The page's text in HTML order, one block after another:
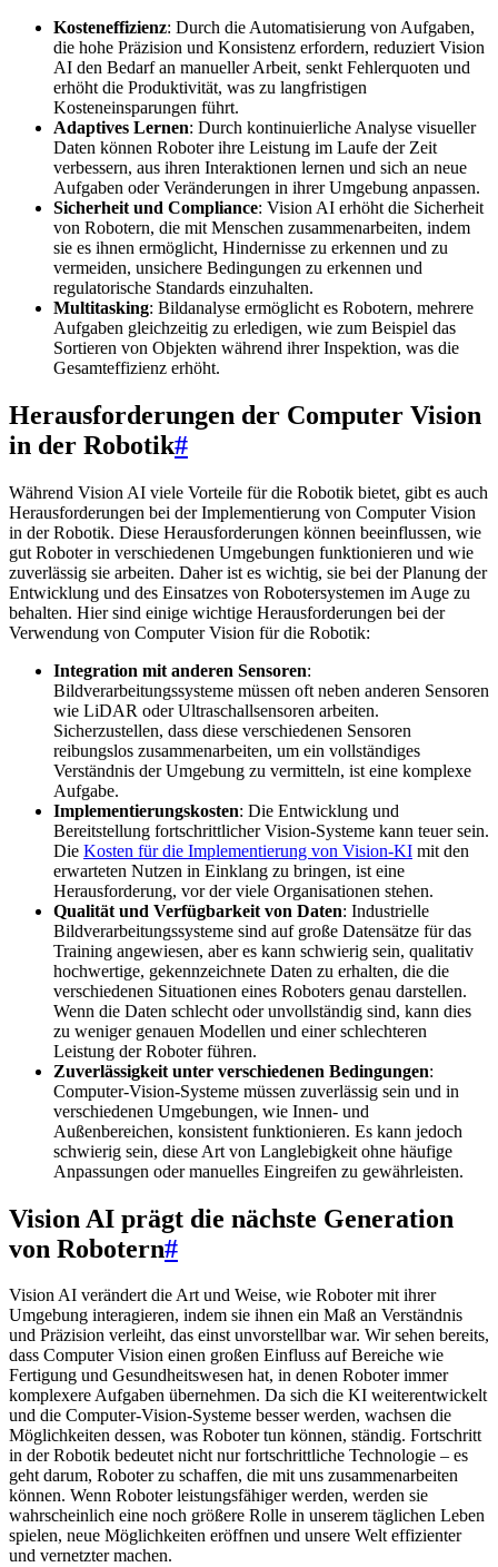
Kosteneffizienz: Durch die Automatisierung von Aufgaben,
die hohe Präzision und Konsistenz erfordern, reduziert Vision
AI den Bedarf an manueller Arbeit, senkt Fehlerquoten und
erhöht die Produktivität, was zu langfristigen
Kosteneinsparungen führt.
Adaptives Lernen: Durch kontinuierliche Analyse visueller
Daten können Roboter ihre Leistung im Laufe der Zeit
verbessern, aus ihren Interaktionen lernen und sich an neue
Aufgaben oder Veränderungen in ihrer Umgebung anpassen.
Sicherheit und Compliance: Vision AI erhöht die Sicherheit
von Robotern, die mit Menschen zusammenarbeiten, indem
sie es ihnen ermöglicht, Hindernisse zu erkennen und zu
vermeiden, unsichere Bedingungen zu erkennen und
regulatorische Standards einzuhalten.
Multitasking: Bildanalyse ermöglicht es Robotern, mehrere
Aufgaben gleichzeitig zu erledigen, wie zum Beispiel das
Sortieren von Objekten während ihrer Inspektion, was die
Gesamteffizienz erhöht.
Herausforderungen der Computer Vision
in der Robotik#
Während Vision AI viele Vorteile für die Robotik bietet, gibt es auch
Herausforderungen bei der Implementierung von Computer Vision
in der Robotik. Diese Herausforderungen können beeinflussen, wie
gut Roboter in verschiedenen Umgebungen funktionieren und wie
zuverlässig sie arbeiten. Daher ist es wichtig, sie bei der Planung der
Entwicklung und des Einsatzes von Robotersystemen im Auge zu
behalten. Hier sind einige wichtige Herausforderungen bei der
Verwendung von Computer Vision für die Robotik:
Integration mit anderen Sensoren:
Bildverarbeitungssysteme müssen oft neben anderen Sensoren
wie LiDAR oder Ultraschallsensoren arbeiten.
Sicherzustellen, dass diese verschiedenen Sensoren
reibungslos zusammenarbeiten, um ein vollständiges
Verständnis der Umgebung zu vermitteln, ist eine komplexe
Aufgabe.
Implementierungskosten: Die Entwicklung und
Bereitstellung fortschrittlicher Vision-Systeme kann teuer sein.
Die Kosten für die Implementierung von Vision-KI mit den
erwarteten Nutzen in Einklang zu bringen, ist eine
Herausforderung, vor der viele Organisationen stehen.
Qualität und Verfügbarkeit von Daten: Industrielle
Bildverarbeitungssysteme sind auf große Datensätze für das
Training angewiesen, aber es kann schwierig sein, qualitativ
hochwertige, gekennzeichnete Daten zu erhalten, die die
verschiedenen Situationen eines Roboters genau darstellen.
Wenn die Daten schlecht oder unvollständig sind, kann dies
zu weniger genauen Modellen und einer schlechteren
Leistung der Roboter führen.
Zuverlässigkeit unter verschiedenen Bedingungen:
Computer-Vision-Systeme müssen zuverlässig sein und in
verschiedenen Umgebungen, wie Innen- und
Außenbereichen, konsistent funktionieren. Es kann jedoch
schwierig sein, diese Art von Langlebigkeit ohne häufige
Anpassungen oder manuelles Eingreifen zu gewährleisten.
Vision AI prägt die nächste Generation
von Robotern#
Vision AI verändert die Art und Weise, wie Roboter mit ihrer
Umgebung interagieren, indem sie ihnen ein Maß an Verständnis
und Präzision verleiht, das einst unvorstellbar war. Wir sehen bereits,
dass Computer Vision einen großen Einfluss auf Bereiche wie
Fertigung und Gesundheitswesen hat, in denen Roboter immer
komplexere Aufgaben übernehmen. Da sich die KI weiterentwickelt
und die Computer-Vision-Systeme besser werden, wachsen die
Möglichkeiten dessen, was Roboter tun können, ständig. Fortschritt
in der Robotik bedeutet nicht nur fortschrittliche Technologie – es
geht darum, Roboter zu schaffen, die mit uns zusammenarbeiten
können. Wenn Roboter leistungsfähiger werden, werden sie
wahrscheinlich eine noch größere Rolle in unserem täglichen Leben
spielen, neue Möglichkeiten eröffnen und unsere Welt effizienter
und vernetzter machen.